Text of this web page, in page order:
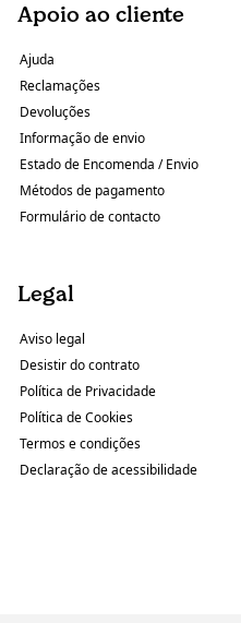
Apoio ao cliente
Ajuda
Reclamações
Devoluções
Informação de envio
Estado de Encomenda / Envio
Métodos de pagamento
Formulário de contacto
Legal
Aviso legal
Desistir do contrato
Política de Privacidade
Política de Cookies
Termos e condições
Declaração de acessibilidade